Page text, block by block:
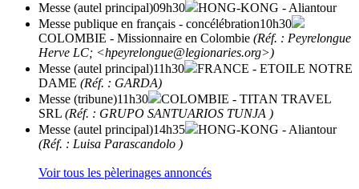
Messe (autel principal)09h30 HONG-KONG - Aliantour
Messe publique en français - concélébration10h30
COLOMBIE - Missionnaire en Colombie (Réf. : Peyrelongue
Herve LC; <hpeyrelongue@legionaries.org>)
Messe (autel principal)11h30 FRANCE - ETOILE NOTRE
DAME (Réf. : GARDA)
Messe (tribune)11h30 COLOMBIE - TITAN TRAVEL
SRL (Réf. : GRUPO SANTUARIOS TUNJA )
Messe (autel principal)14h35 HONG-KONG - Aliantour
(Réf. : Luisa Parascandolo )
Voir tous les pèlerinages annoncés